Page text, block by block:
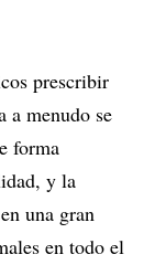
prescribir
a menudo se
forma
y la
una gran
en todo el